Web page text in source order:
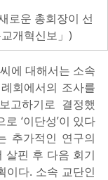
로운 총회장이 선
개혁신보」)
에 대해서는 소속
회에서의 조사를
고하기로 결정했
‘이단성’이 있다
추가적인 연구의
살핀 후 다음 회기
이다. 소속 교단인